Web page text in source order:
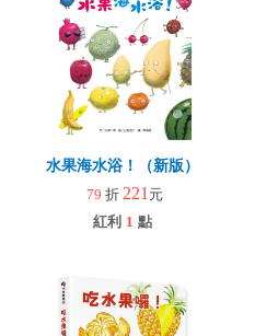
水果海水浴！（新版）
79 折 221 元
紅利 1 點